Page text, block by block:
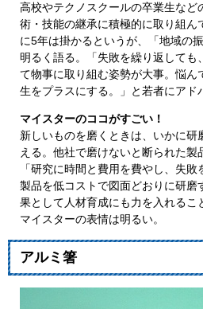
高校やテクノスクールの卒業生など
術・技能の継承に積極的に取り組ん
に5年は掛かるというが、「地域の
明るく語る。「失敗を繰り返しても
て物事に取り組む姿勢が大事。悩ん
生をプラスにする。」と若者にアド
マイスターのココがすごい！
新しいものを磨くときは、いかに研
える。他社で磨けないと断られた製
「研究に時間と費用を費やし、失
製品を低コストで図面どおりに研磨
果として人材育成にも力を入れるこ
マイスターの表情は明るい。
アルミ箸